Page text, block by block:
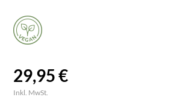
29,95 €
Inkl. MwSt.